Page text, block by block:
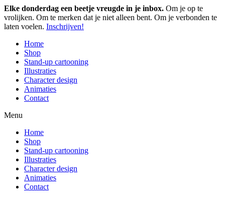
Elke donderdag een beetje vreugde in je inbox. Om je op te
vrolijken. Om te merken dat je niet alleen bent. Om je verbonden te
laten voelen. Inschrijven!
Home
Shop
Stand-up cartooning
Illustraties
Character design
Animaties
Contact
Menu
Home
Shop
Stand-up cartooning
Illustraties
Character design
Animaties
Contact